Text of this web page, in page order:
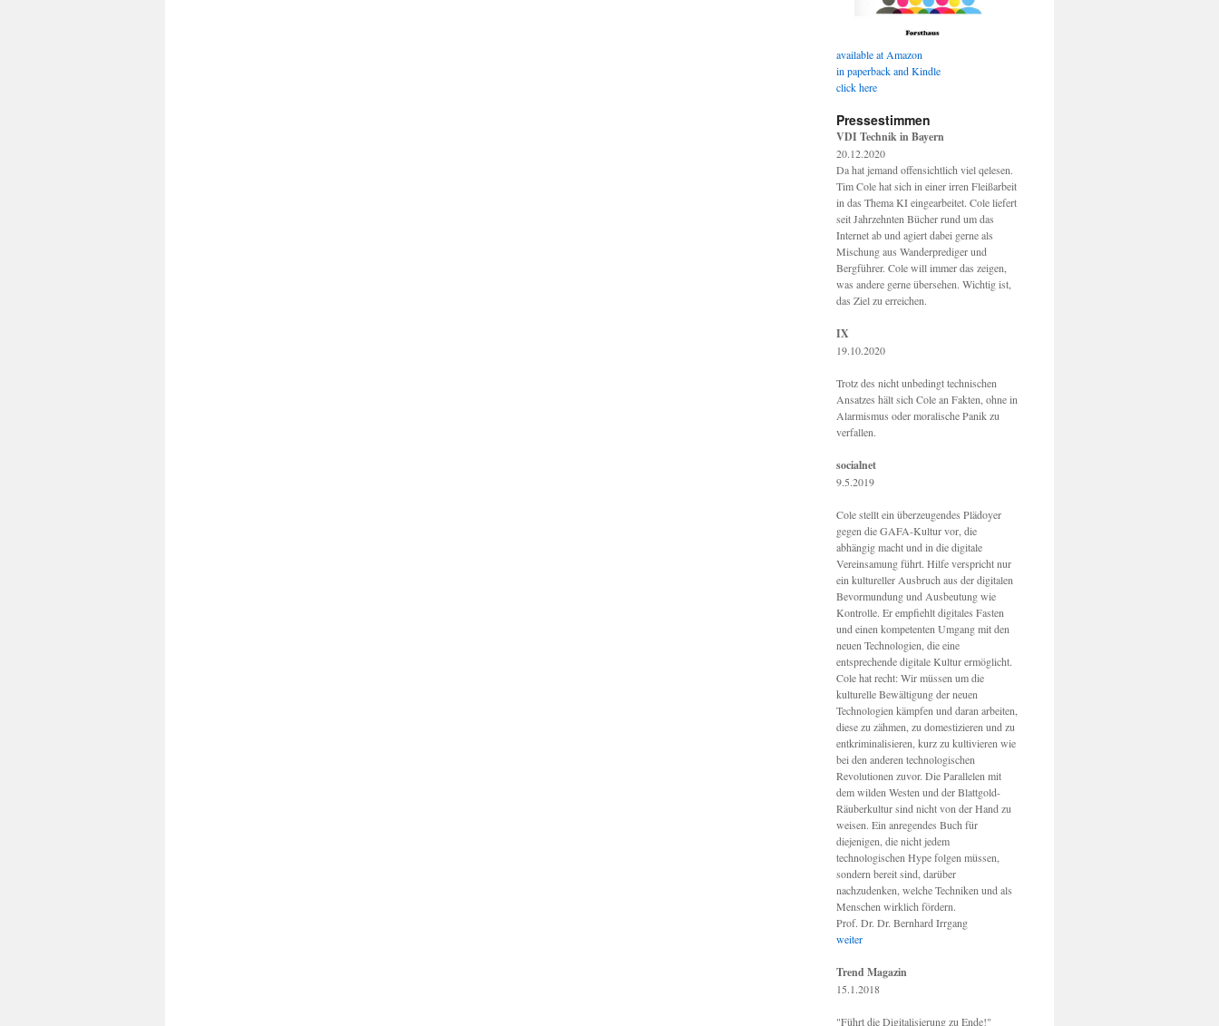
available at Amazon
in paperback and Kindle
click here
Pressestimmen
VDI Technik in Bayern
20.12.2020
Da hat jemand offensichtlich viel qelesen.
Tim Cole hat sich in einer irren Fleißarbeit
in das Thema KI eingearbeitet. Cole liefert
seit Jahrzehnten Bücher rund um das
Internet ab und agiert dabei gerne als
Mischung aus Wanderprediger und
Bergführer. Cole will immer das zeigen,
was andere gerne übersehen. Wichtig ist,
das Ziel zu erreichen.
IX
19.10.2020
Trotz des nicht unbedingt technischen
Ansatzes hält sich Cole an Fakten, ohne in
Alarmismus oder moralische Panik zu
verfallen.
socialnet
9.5.2019
Cole stellt ein überzeugendes Plädoyer
gegen die GAFA-Kultur vor, die
abhängig macht und in die digitale
Vereinsamung führt. Hilfe verspricht nur
ein kultureller Ausbruch aus der digitalen
Bevormundung und Ausbeutung wie
Kontrolle. Er empfiehlt digitales Fasten
und einen kompetenten Umgang mit den
neuen Technologien, die eine
entsprechende digitale Kultur ermöglicht.
Cole hat recht: Wir müssen um die
kulturelle Bewältigung der neuen
Technologien kämpfen und daran arbeiten,
diese zu zähmen, zu domestizieren und zu
entkriminalisieren, kurz zu kultivieren wie
bei den anderen technologischen
Revolutionen zuvor. Die Parallelen mit
dem wilden Westen und der Blattgold-
Räuberkultur sind nicht von der Hand zu
weisen. Ein anregendes Buch für
diejenigen, die nicht jedem
technologischen Hype folgen müssen,
sondern bereit sind, darüber
nachzudenken, welche Techniken und als
Menschen wirklich fördern.
Prof. Dr. Dr. Bernhard Irrgang
weiter
Trend Magazin
15.1.2018
"Führt die Digitalisierung zu Ende!"